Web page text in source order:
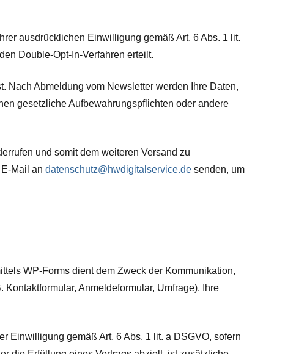
ausdrücklichen Einwilligung gemäß Art. 6 Abs. 1 lit.
Double-Opt-In-Verfahren erteilt.
Nach Abmeldung vom Newsletter werden Ihre Daten,
gesetzliche Aufbewahrungspflichten oder andere
und somit dem weiteren Versand zu
Mail an datenschutz@hwdigitalservice.de senden, um
WP-Forms dient dem Zweck der Kommunikation,
Anmeldeformular, Umfrage). Ihre
Einwilligung gemäß Art. 6 Abs. 1 lit. a DSGVO, sofern